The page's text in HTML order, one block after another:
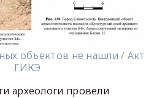
объектов не нашли / Акт
ГИКЭ
археологи провели